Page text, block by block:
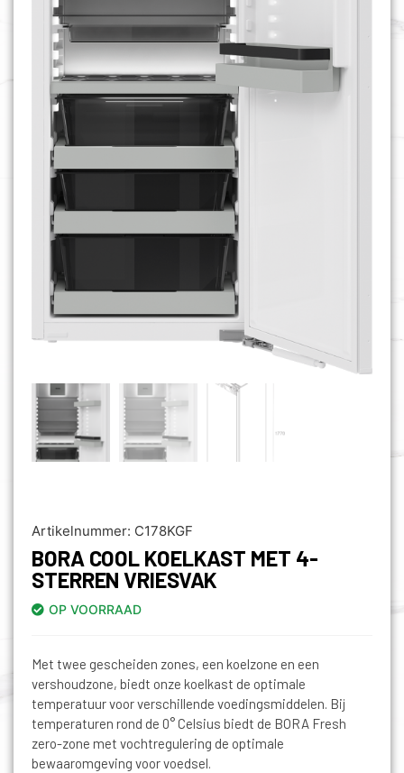
Artikelnummer: C178KGF
BORA COOL KOELKAST MET 4-
STERREN VRIESVAK
OP VOORRAAD
Met twee gescheiden zones, een koelzone en een
vershoudzone, biedt onze koelkast de optimale
temperatuur voor verschillende voedingsmiddelen. Bij
temperaturen rond de 0° Celsius biedt de BORA Fresh
zero-zone met vochtregulering de optimale
bewaaromgeving voor voedsel.